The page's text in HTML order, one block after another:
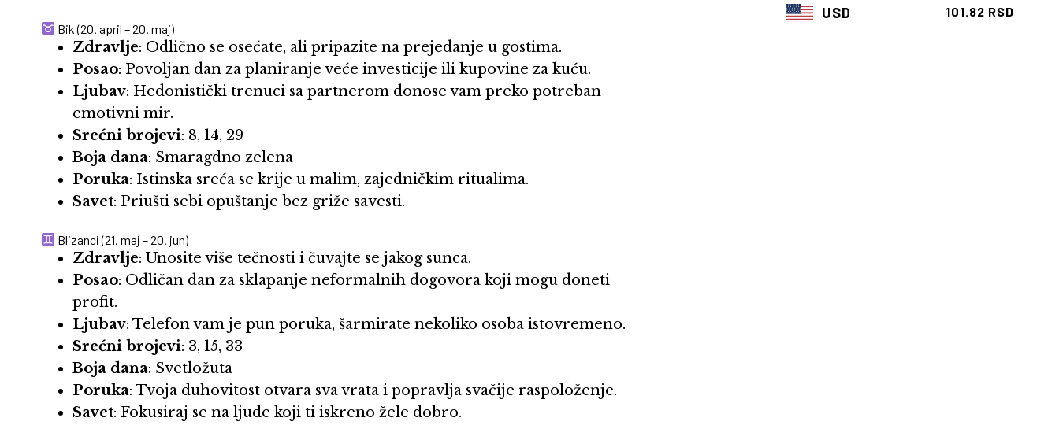
Bik (20. april – 20. maj)
Zdravlje: Odlično se osećate, ali pripazite na prejedanje u gostima.
Posao: Povoljan dan za planiranje veće investicije ili kupovine za kuću.
Ljubav: Hedonistički trenuci sa partnerom donose vam preko potreban
emotivni mir.
Srećni brojevi: 8, 14, 29
Boja dana: Smaragdno zelena
Poruka: Istinska sreća se krije u malim, zajedničkim ritualima.
Savet: Priušti sebi opuštanje bez griže savesti.
Blizanci (21. maj – 20. jun)
Zdravlje: Unosite više tečnosti i čuvajte se jakog sunca.
Posao: Odličan dan za sklapanje neformalnih dogovora koji mogu doneti
profit.
Ljubav: Telefon vam je pun poruka, šarmirate nekoliko osoba istovremeno.
Srećni brojevi: 3, 15, 33
Boja dana: Svetložuta
Poruka: Tvoja duhovitost otvara sva vrata i popravlja svačije raspoloženje.
Savet: Fokusiraj se na ljude koji ti iskreno žele dobro.
USD 101.82 RSD